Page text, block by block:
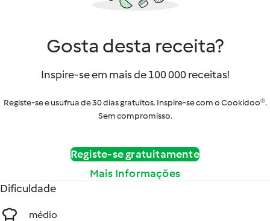
Gosta desta receita?
Inspire-se em mais de 100 000 receitas!
Registe-se e usufrua de 30 dias gratuitos. Inspire-se com o Cookidoo®.
Sem compromisso.
Registe-se gratuitamente
Mais Informações
Dificuldade
médio